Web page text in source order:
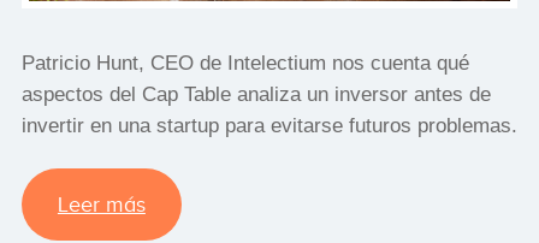
Patricio Hunt, CEO de Intelectium nos cuenta qué
aspectos del Cap Table analiza un inversor antes de
invertir en una startup para evitarse futuros problemas.
Leer más